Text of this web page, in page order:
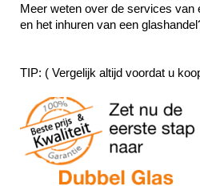
Meer weten over de services van
en het inhuren van een
TIP: ( Vergelijk altijd voordat u